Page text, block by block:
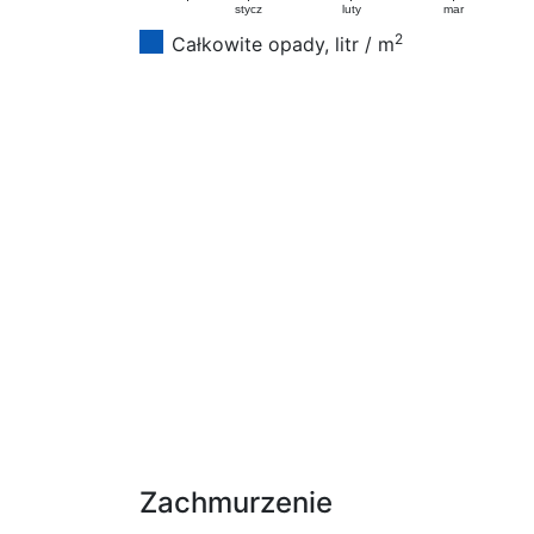
stycz luty mar
Całkowite opady, litr / m2
Zachmurzenie